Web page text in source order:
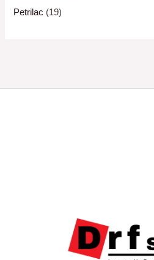
Petrilac (19)